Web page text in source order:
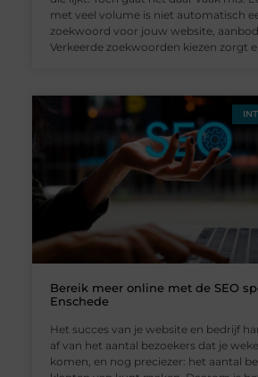
met veel volume is niet automatisch
zoekwoord voor jouw website,
Verkeerde zoekwoorden kiezen zorgt
Bereik meer online met de SEO
Enschede
Het succes van je website en bedrijf
af van het aantal bezoekers dat je
komen, en nog preciezer: het aantal